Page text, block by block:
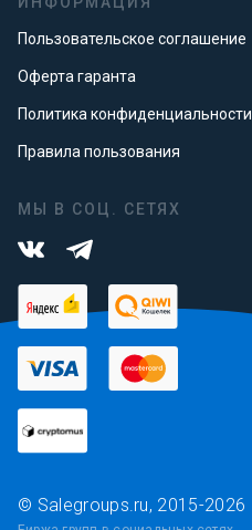
Пользовательское соглашение
Оферта гаранта
Политика конфиденциальности
Правила пользования
МЫ В СОЦ. СЕТЯХ
© Salegroups.ru, 2015-2026